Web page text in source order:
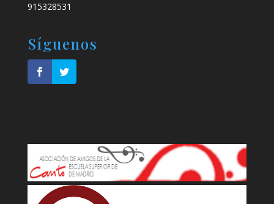
915328531
Síguenos